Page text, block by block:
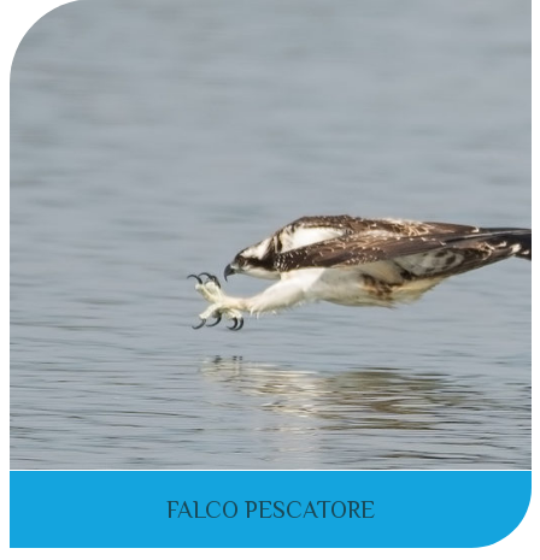
FALCO PESCATORE